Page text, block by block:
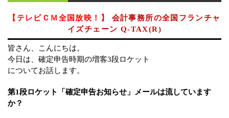
【テレビＣＭ全国放映！】
会計事務所の全国フランチャ
イズチェーン Q-TAX(R)
皆さん、こんにちは。
今日は、確定申告時期の増客3段ロケット
についてお話します。
第1段ロケット「確定申告お知らせ」メールは流しています
か？